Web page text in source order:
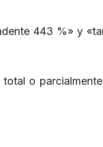
443 %» y
o